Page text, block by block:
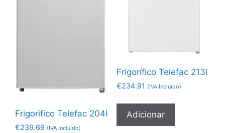
Frigorifico Telefac 204l
€239.69 (IVA Incluído)
Frigorífico Telefac 213l
€234.91 (IVA Incluído)
Adicionar